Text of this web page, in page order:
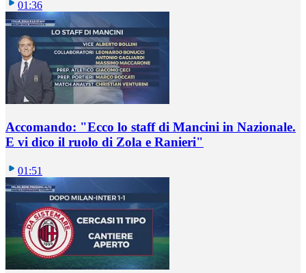
01:36
Accomando: "Ecco lo staff di Mancini in Nazionale.
E vi dico il ruolo di Zola e Ranieri"
01:51